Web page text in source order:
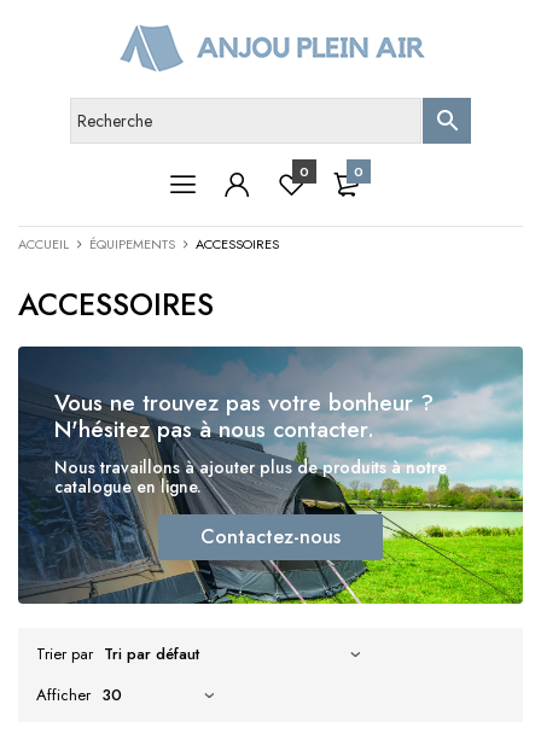
0 0
ACCUEIL ÉQUIPEMENTS ACCESSOIRES
ACCESSOIRES
Vous ne trouvez pas votre bonheur ?
N'hésitez pas à nous contacter.
Nous travaillons à ajouter plus de produits à notre
catalogue en ligne.
Contactez-nous
Trier par
Afficher